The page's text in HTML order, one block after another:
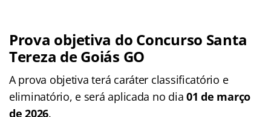
Prova objetiva do Concurso Santa
Tereza de Goiás GO
A prova objetiva terá caráter classificatório e
eliminatório, e será aplicada no dia01 de março
de 2026.